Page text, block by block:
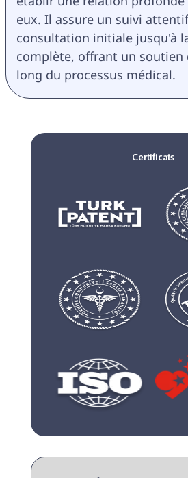
eux. Il assure un suivi
consultation initiale jusqu'à
complète, offrant un
long du processus médical.
Certificats